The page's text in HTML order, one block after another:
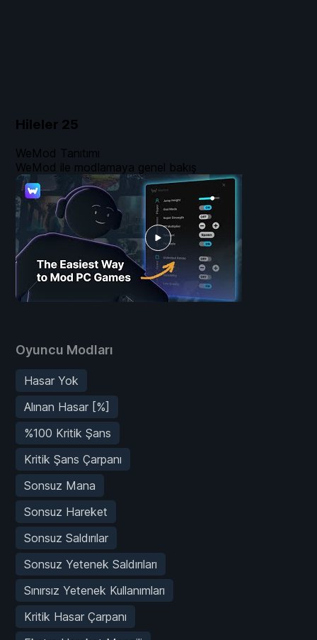
Hileler 25
Oyuncu Modları
Hasar Yok
Alınan Hasar [%]
%100 Kritik Şans
Kritik Şans Çarpanı
Sonsuz Mana
Sonsuz Hareket
Sonsuz Saldırılar
Sonsuz Yetenek Saldırıları
Sınırsız Yetenek Kullanımları
Kritik Hasar Çarpanı
WeMod Tanıtımı
WeMod ile modlamaya genel bakış